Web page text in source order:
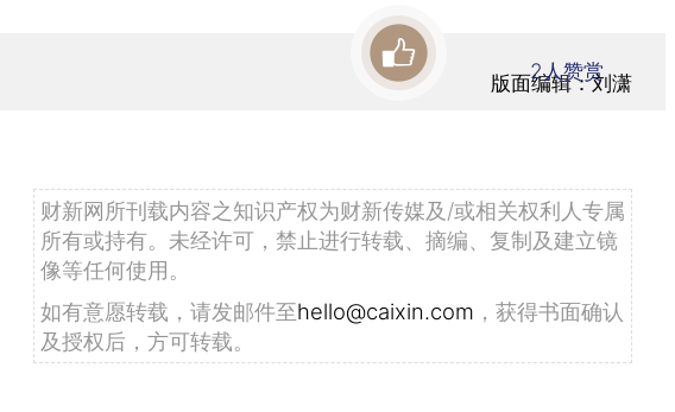
版面编辑：刘潇
2人赞赏
财新网所刊载内容之知识产权为财新传媒及/或相关权利人专属
所有或持有。未经许可，禁止进行转载、摘编、复制及建立镜
像等任何使用。
如有意愿转载，请发邮件至hello@caixin.com ，获得书面确认
及授权后，方可转载。